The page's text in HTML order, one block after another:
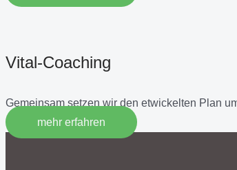
Vital-Coaching
Gemeinsam setzen wir den etwickelten Plan
mehr erfahren